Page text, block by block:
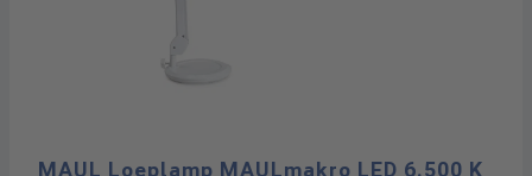
MAUL Loeplamp MAULmakro LED 6.500 K